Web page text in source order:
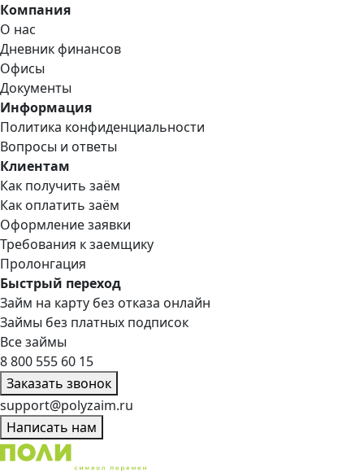
Компания
О нас
Дневник финансов
Офисы
Документы
Информация
Политика конфиденциальности
Вопросы и ответы
Клиентам
Как получить заём
Как оплатить заём
Оформление заявки
Требования к заемщику
Пролонгация
Быстрый переход
Займ на карту без отказа онлайн
Займы без платных подписок
Все займы
8 800 555 60 15
Заказать звонок
support@polyzaim.ru
Написать нам